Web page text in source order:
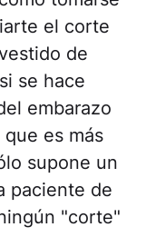
el corte
de
se hace
embarazo
es más
supone un
paciente de
"corte"